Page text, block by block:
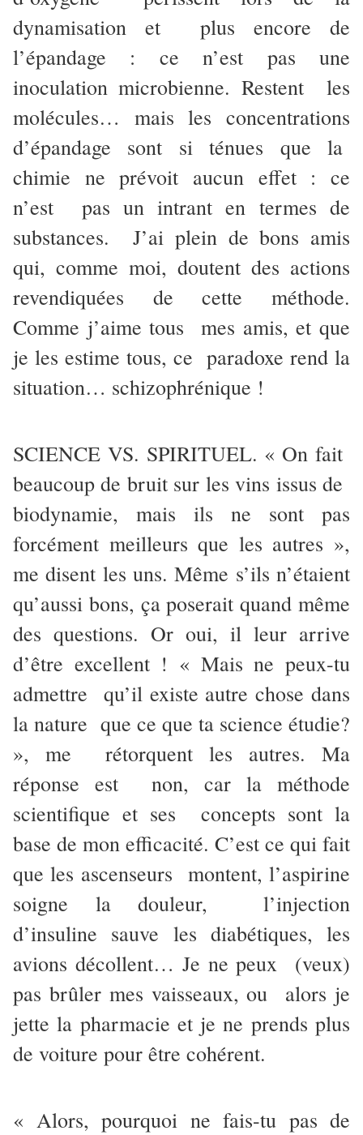
dynamisation et plus encore de
l’épandage : ce n’est pas une
inoculation microbienne. Restent les
molécules… mais les concentrations
d’épandage sont si ténues que la
chimie ne prévoit aucun effet : ce
n’est pas un intrant en termes de
substances. J’ai plein de bons amis
qui, comme moi, doutent des actions
revendiquées de cette méthode.
Comme j’aime tous mes amis, et que
je les estime tous, ce paradoxe rend la
situation… schizophrénique !
SCIENCE VS. SPIRITUEL. « On fait
beaucoup de bruit sur les vins issus de
biodynamie, mais ils ne sont pas
forcément meilleurs que les autres »,
me disent les uns. Même s’ils n’étaient
qu’aussi bons, ça poserait quand même
des questions. Or oui, il leur arrive
d’être excellent ! « Mais ne peux-tu
admettre qu’il existe autre chose dans
la nature que ce que ta science étudie?
», me rétorquent les autres. Ma
réponse est non, car la méthode
scientifique et ses concepts sont la
base de mon efficacité. C’est ce qui fait
que les ascenseurs montent, l’aspirine
soigne la douleur, l’injection
d’insuline sauve les diabétiques, les
avions décollent… Je ne peux (veux)
pas brûler mes vaisseaux, ou alors je
jette la pharmacie et je ne prends plus
de voiture pour être cohérent.
« Alors, pourquoi ne fais-tu pas de